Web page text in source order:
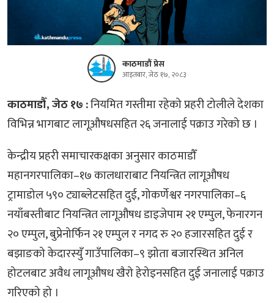
काठमाडौं प्रेस
आइतबार, जेठ १७, २०८३
काठमाडौँ, जेठ १७ :नियमित गस्तीमा रहेको प्रहरी टोलीले देशका
विभिन्न भागबाट लागूऔषधसहित २६ जनालाई पक्राउ गरेको छ ।
केन्द्रीय प्रहरी समाचारकक्षका अनुसार काठमाडौँ
महानगरपालिका–१७ कालधाराबाट नियन्त्रित लागूऔषध
ट्रामाडोल ५९० ट्याब्लेटसहित दुई, गोकर्णेश्वर नगरपालिका–६
नयाँबस्तीबाट नियन्त्रित लागूऔषध डाइजेपाम २१ एम्पुल, फेनारगन
२० एम्पुल, बुप्रेनोर्फिन २१ एम्पुल र नगद रु २० हजारसहित दुई र
बझाङको केदारस्युँ गाउँपालिका–९ झोता बजारस्थित अनिल
होटलबाट अवैध लागूऔषध खैरो हेरोइनसहित दुई जनालाई पक्राउ
गरिएको हो ।